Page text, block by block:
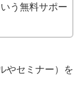
う無料サポー
やセミナー）を